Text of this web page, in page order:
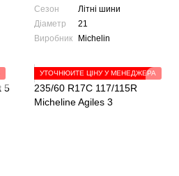
Сезон
Літні шини
Діаметр
21
Виробник
Michelin
УТОЧНЮЙТЕ ЦІНУ У МЕНЕДЖЕРА